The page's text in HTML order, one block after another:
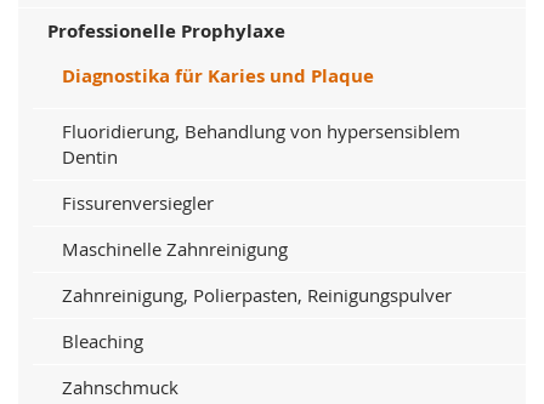
Professionelle Prophylaxe
Diagnostika für Karies und Plaque
Fluoridierung, Behandlung von hypersensiblem
Dentin
Fissurenversiegler
Maschinelle Zahnreinigung
Zahnreinigung, Polierpasten, Reinigungspulver
Bleaching
Zahnschmuck